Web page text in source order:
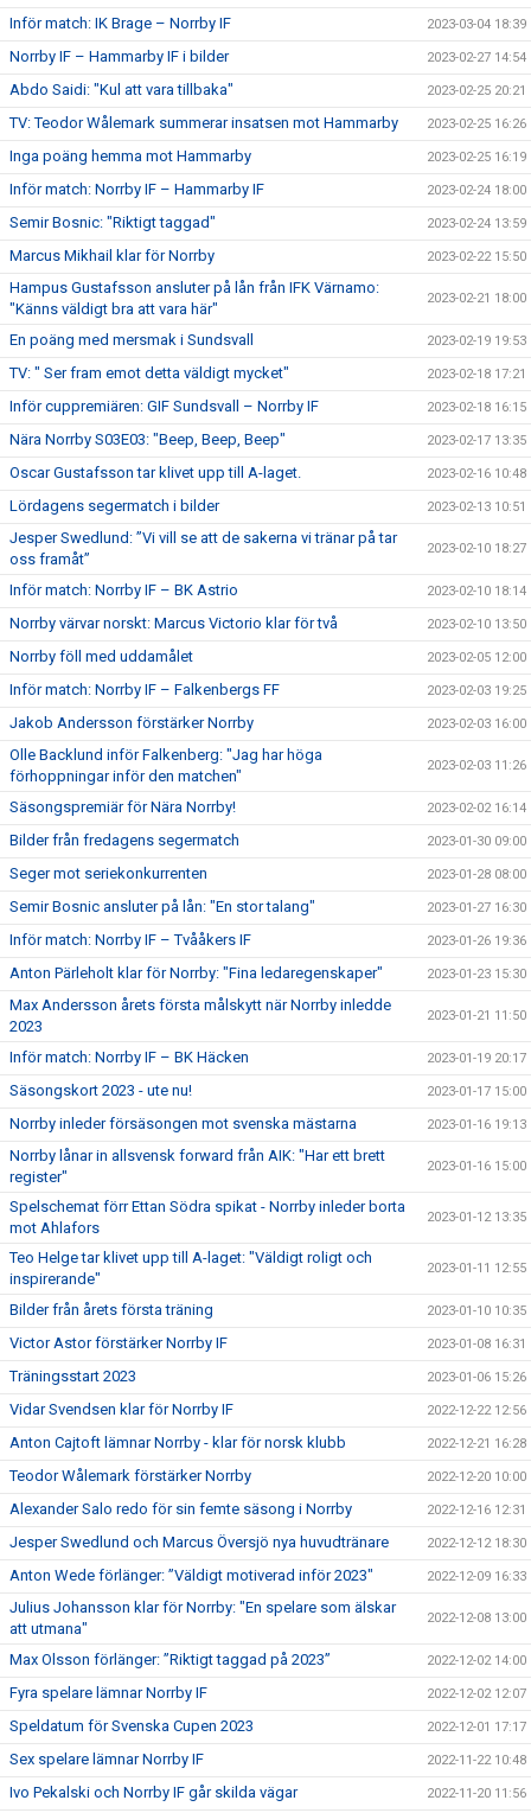
Inför match: IK Brage – Norrby IF 2023-03-04 18:39
Norrby IF – Hammarby IF i bilder 2023-02-27 14:54
Abdo Saidi: "Kul att vara tillbaka" 2023-02-25 20:21
TV: Teodor Wålemark summerar insatsen mot Hammarby 2023-02-25 16:26
Inga poäng hemma mot Hammarby 2023-02-25 16:19
Inför match: Norrby IF – Hammarby IF 2023-02-24 18:00
Semir Bosnic: "Riktigt taggad" 2023-02-24 13:59
Marcus Mikhail klar för Norrby 2023-02-22 15:50
Hampus Gustafsson ansluter på lån från IFK Värnamo:
"Känns väldigt bra att vara här"
2023-02-21 18:00
En poäng med mersmak i Sundsvall 2023-02-19 19:53
TV: " Ser fram emot detta väldigt mycket" 2023-02-18 17:21
Inför cuppremiären: GIF Sundsvall – Norrby IF 2023-02-18 16:15
Nära Norrby S03E03: "Beep, Beep, Beep" 2023-02-17 13:35
Oscar Gustafsson tar klivet upp till A-laget. 2023-02-16 10:48
Lördagens segermatch i bilder 2023-02-13 10:51
Jesper Swedlund: ”Vi vill se att de sakerna vi tränar på tar
oss framåt”
2023-02-10 18:27
Inför match: Norrby IF – BK Astrio 2023-02-10 18:14
Norrby värvar norskt: Marcus Victorio klar för två 2023-02-10 13:50
Norrby föll med uddamålet 2023-02-05 12:00
Inför match: Norrby IF – Falkenbergs FF 2023-02-03 19:25
Jakob Andersson förstärker Norrby 2023-02-03 16:00
Olle Backlund inför Falkenberg: "Jag har höga
förhoppningar inför den matchen"
2023-02-03 11:26
Säsongspremiär för Nära Norrby! 2023-02-02 16:14
Bilder från fredagens segermatch 2023-01-30 09:00
Seger mot seriekonkurrenten 2023-01-28 08:00
Semir Bosnic ansluter på lån: "En stor talang" 2023-01-27 16:30
Inför match: Norrby IF – Tvååkers IF 2023-01-26 19:36
Anton Pärleholt klar för Norrby: "Fina ledaregenskaper" 2023-01-23 15:30
Max Andersson årets första målskytt när Norrby inledde
2023
2023-01-21 11:50
Inför match: Norrby IF – BK Häcken 2023-01-19 20:17
Säsongskort 2023 - ute nu! 2023-01-17 15:00
Norrby inleder försäsongen mot svenska mästarna 2023-01-16 19:13
Norrby lånar in allsvensk forward från AIK: "Har ett brett
register"
2023-01-16 15:00
Spelschemat förr Ettan Södra spikat - Norrby inleder borta
mot Ahlafors
2023-01-12 13:35
Teo Helge tar klivet upp till A-laget: "Väldigt roligt och
inspirerande"
2023-01-11 12:55
Bilder från årets första träning 2023-01-10 10:35
Victor Astor förstärker Norrby IF 2023-01-08 16:31
Träningsstart 2023 2023-01-06 15:26
Vidar Svendsen klar för Norrby IF 2022-12-22 12:56
Anton Cajtoft lämnar Norrby - klar för norsk klubb 2022-12-21 16:28
Teodor Wålemark förstärker Norrby 2022-12-20 10:00
Alexander Salo redo för sin femte säsong i Norrby 2022-12-16 12:31
Jesper Swedlund och Marcus Översjö nya huvudtränare 2022-12-12 18:30
Anton Wede förlänger: ”Väldigt motiverad inför 2023" 2022-12-09 16:33
Julius Johansson klar för Norrby: "En spelare som älskar
att utmana"
2022-12-08 13:00
Max Olsson förlänger: ”Riktigt taggad på 2023” 2022-12-02 14:00
Fyra spelare lämnar Norrby IF 2022-12-02 12:07
Speldatum för Svenska Cupen 2023 2022-12-01 17:17
Sex spelare lämnar Norrby IF 2022-11-22 10:48
Ivo Pekalski och Norrby IF går skilda vägar 2022-11-20 11:56